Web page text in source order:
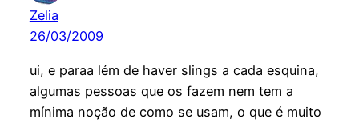
Zelia
26/03/2009
ui, e paraa lém de haver slings a cada esquina,
algumas pessoas que os fazem nem tem a
mínima noção de como se usam, o que é muito